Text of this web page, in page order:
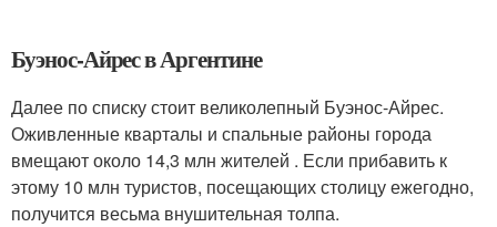
Буэнос-Айрес в Аргентине
Далее по списку стоит великолепный Буэнос-Айрес.
Оживленные кварталы и спальные районы города
вмещают около 14,3 млн жителей . Если прибавить к
этому 10 млн туристов, посещающих столицу ежегодно,
получится весьма внушительная толпа.